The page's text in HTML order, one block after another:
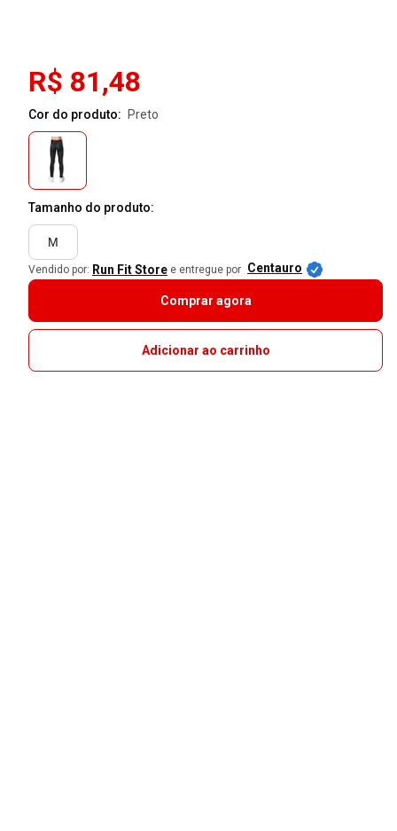
R$ 81,48
Cor do produto: preto
Tamanho do produto:
M
Vendido por: Run Fit Store e entregue por Centauro
Comprar agora
Adicionar ao carrinho